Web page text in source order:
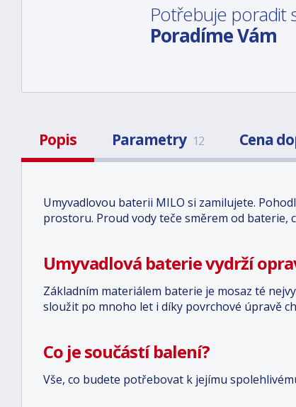
Potřebuje poradit
Poradíme Vám
Popis Parametry 12 Cena
Umyvadlovou baterii MILO si zamilujete.
prostoru. Proud vody teče směrem od
Umyvadlová baterie vydrží
Základním materiálem baterie je mosaz té
sloužit po mnoho let i díky povrchové úpravě
Co je součástí balení?
Vše, co budete potřebovat k jejímu